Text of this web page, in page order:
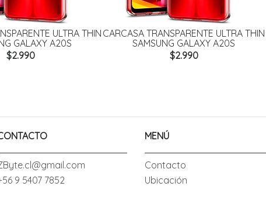
ULTRA THIN
GALAXY A20S
$2.990
CARCASA TRANSPARENTE ULTRA THIN
SAMSUNG GALAXY A20S
$2.990
9 5407 7852
MENÚ
Contacto
Ubicación